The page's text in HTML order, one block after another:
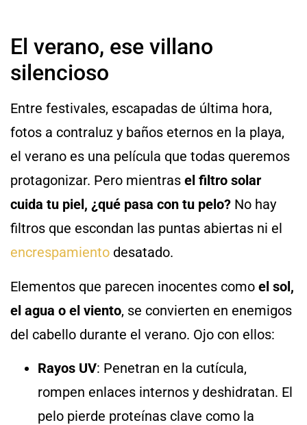
El verano, ese villano
silencioso
Entre festivales, escapadas de última hora,
fotos a contraluz y baños eternos en la playa,
el verano es una película que todas queremos
protagonizar. Pero mientras el filtro solar
cuida tu piel, ¿qué pasa con tu pelo? No hay
filtros que escondan las puntas abiertas ni el
encrespamiento desatado.
Elementos que parecen inocentes como el sol,
el agua o el viento, se convierten en enemigos
del cabello durante el verano. Ojo con ellos:
Rayos UV: Penetran en la cutícula,
rompen enlaces internos y deshidratan. El
pelo pierde proteínas clave como la